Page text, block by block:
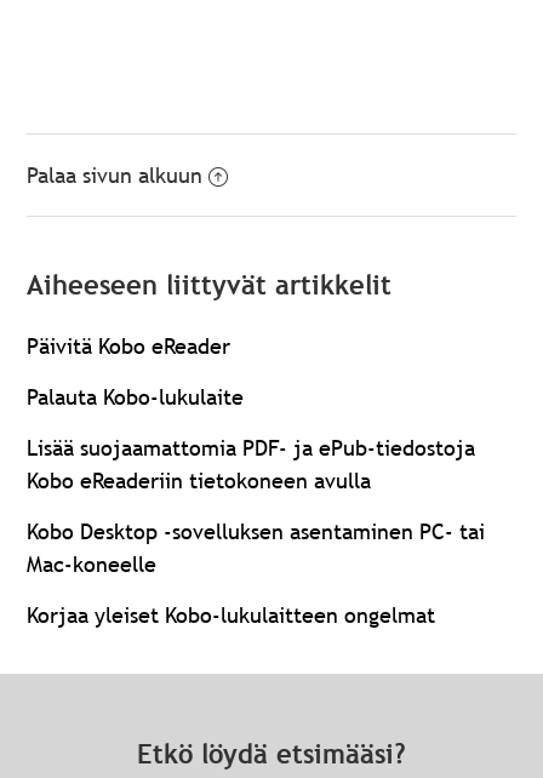
Palaa sivun alkuun
Aiheeseen liittyvät artikkelit
Päivitä Kobo eReader
Palauta Kobo-lukulaite
Lisää suojaamattomia PDF- ja ePub-tiedostoja
Kobo eReaderiin tietokoneen avulla
Kobo Desktop -sovelluksen asentaminen PC- tai
Mac-koneelle
Korjaa yleiset Kobo-lukulaitteen ongelmat
Etkö löydä etsimääsi?